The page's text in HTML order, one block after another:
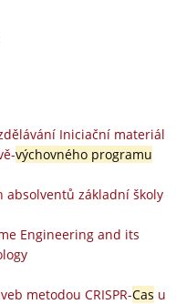
Iniciační materiál
výchovného programu
absolventů základní školy
Engineering and its
metodou CRISPR-Cas u